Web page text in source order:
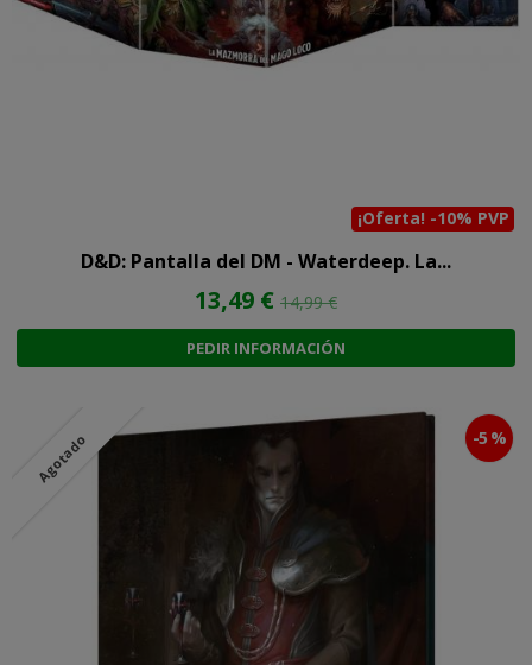
¡Oferta! -10% PVP
D&D: Pantalla del DM - Waterdeep. La...
13,49 € 14,99 €
PEDIR INFORMACIÓN
Agotado -5 %